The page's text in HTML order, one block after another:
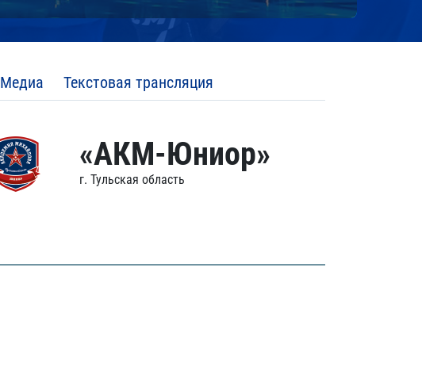
Медиа Текстовая трансляция
«АКМ-Юниор»
г. Тульская область